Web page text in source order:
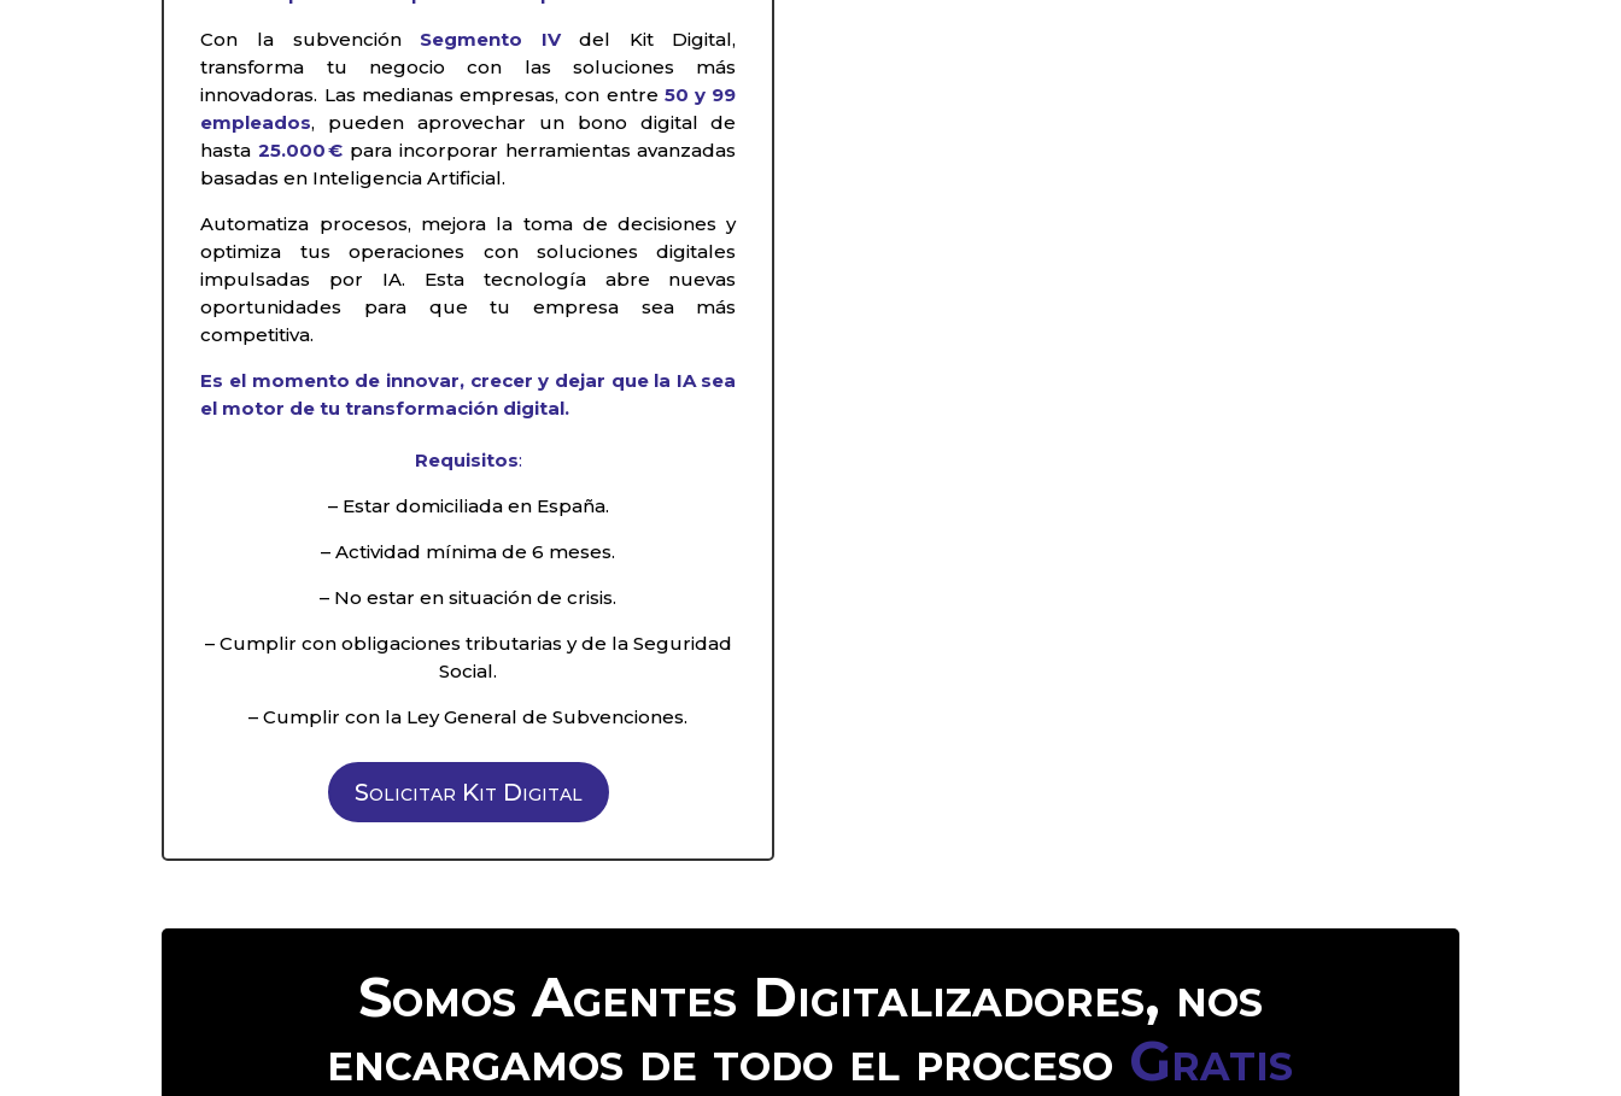
Con la subvención Segmento IV
del Kit Digital,
transforma tu negocio con las soluciones más
innovadoras. Las medianas empresas, con entre 50 y 99
empleados, pueden aprovechar un bono digital de
hasta 25.000 € para incorporar herramientas avanzadas
basadas en Inteligencia Artificial.
Automatiza procesos, mejora la toma de decisiones y
optimiza tus operaciones con soluciones digitales
impulsadas por IA. Esta tecnología abre nuevas
oportunidades para que tu empresa sea más
competitiva.
Es el momento de innovar, crecer y dejar que la IA sea
el motor de tu transformación digital.
Requisitos:
– Estar domiciliada en España.
– Actividad mínima de 6 meses.
– No estar en situación de crisis.
– Cumplir con obligaciones tributarias y de la Seguridad
Social.
– Cumplir con la Ley General de Subvenciones.
Solicitar Kit Digital
Somos Agentes Digitalizadores, nos
encargamos de todo el proceso Gratis